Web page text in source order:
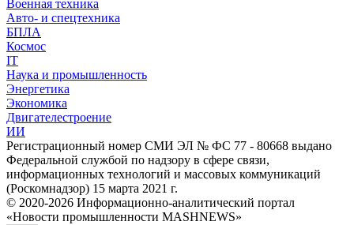
Военная техника
Авто- и спецтехника
БПЛА
Космос
IT
Наука и промышленность
Энергетика
Экономика
Двигателестроение
ИИ
Регистрационный номер СМИ ЭЛ № ФС 77 - 80668 выдано
Федеральной службой по надзору в сфере связи,
информационных технологий и массовых коммуникаций
(Роскомнадзор) 15 марта 2021 г.
© 2020-2026 Информационно-аналитический портал
«Новости промышленности MASHNEWS»